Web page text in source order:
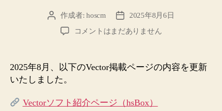
投
作成者:hoscm
投
稿
2025年8月6日
ら
載
コメントはまだありません
2025年8月、以下のVector掲載ページの内容を更新
いたしました。
Vectorソフト紹介ページ（hsBox）